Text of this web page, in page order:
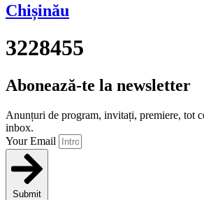
Chișinău
3228455
Abonează-te la newsletter
Anunțuri de program, invitați, premiere, tot
inbox.
Your Email
Submit